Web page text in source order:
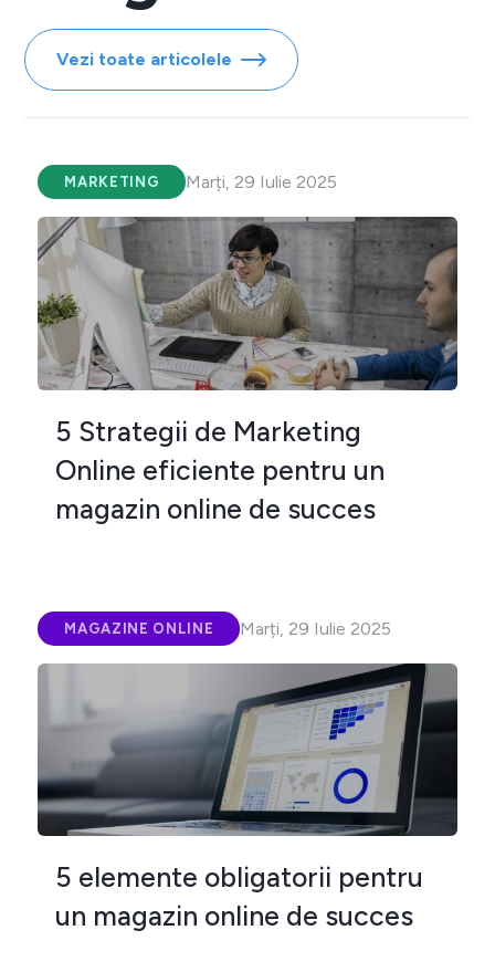
Vezi toate articolele
MARKETING Marți, 29 Iulie 2025
5 Strategii de Marketing
Online eficiente pentru un
magazin online de succes
MAGAZINE ONLINE Marți, 29 Iulie 2025
5 elemente obligatorii pentru
un magazin online de succes